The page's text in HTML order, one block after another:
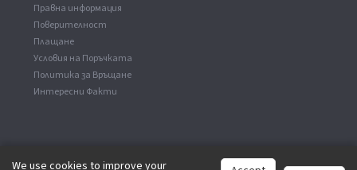
Правна информация
Поверителност
Плащане
Условия на Поръчката
Политика за Връщане
Интересни Факти
We use cookies to improve your